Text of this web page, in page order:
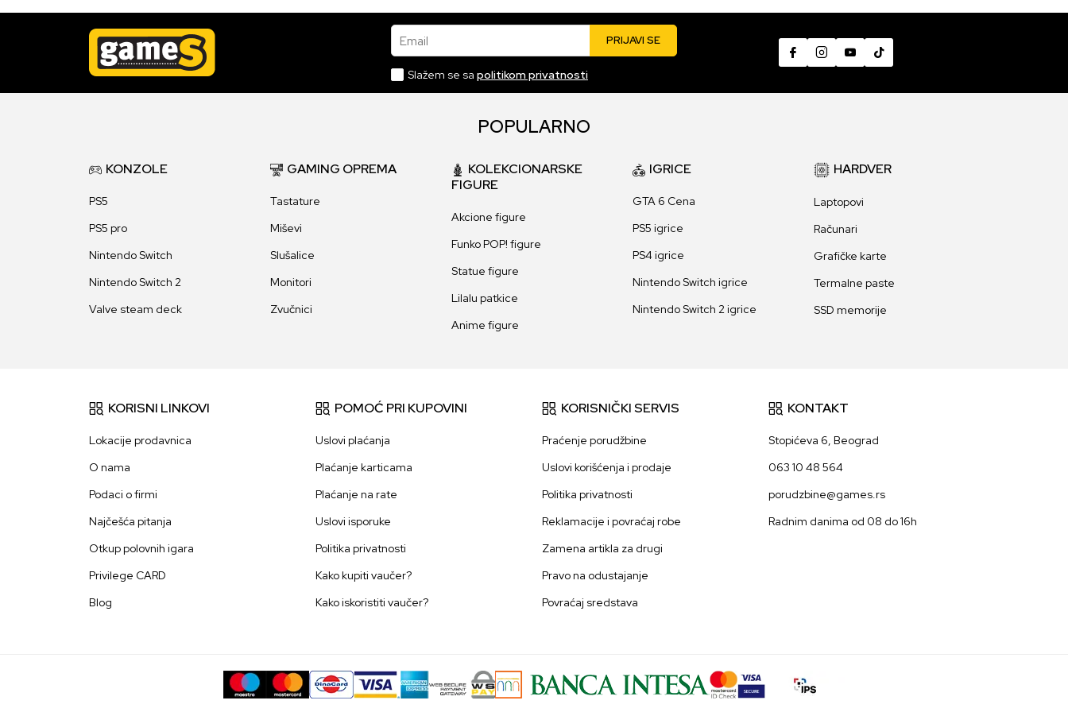
Email PRIJAVI SE
Slažem se sa politikom privatnosti
POPULARNO
KONZOLE
PS5
PS5 pro
Nintendo Switch
Nintendo Switch 2
Valve steam deck
GAMING OPREMA
Tastature
Miševi
Slušalice
Monitori
Zvučnici
KOLEKCIONARSKE
FIGURE
Akcione figure
Funko POP! figure
Statue figure
Lilalu patkice
Anime figure
IGRICE
GTA 6 Cena
PS5 igrice
PS4 igrice
Nintendo Switch igrice
Nintendo Switch 2 igrice
HARDVER
Laptopovi
Računari
Grafičke karte
Termalne paste
SSD memorije
KORISNI LINKOVI
Lokacije prodavnica
O nama
Podaci o firmi
Najčešća pitanja
Otkup polovnih igara
Privilege CARD
Blog
POMOĆ PRI KUPOVINI
Uslovi plaćanja
Plaćanje karticama
Plaćanje na rate
Uslovi isporuke
Politika privatnosti
Kako kupiti vaučer?
Kako iskoristiti vaučer?
KORISNIČKI SERVIS
Praćenje porudžbine
Uslovi korišćenja i prodaje
Politika privatnosti
Reklamacije i povraćaj robe
Zamena artikla za drugi
Pravo na odustajanje
Povraćaj sredstava
KONTAKT
Stopićeva 6, Beograd
063 10 48 564
porudzbine@games.rs
Radnim danima od 08 do 16h